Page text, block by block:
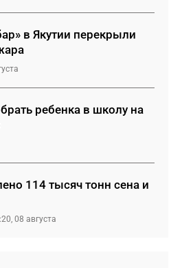
в Якутии перекрыли
ребенка в школу на
114 тысяч тонн сена и
08 августа